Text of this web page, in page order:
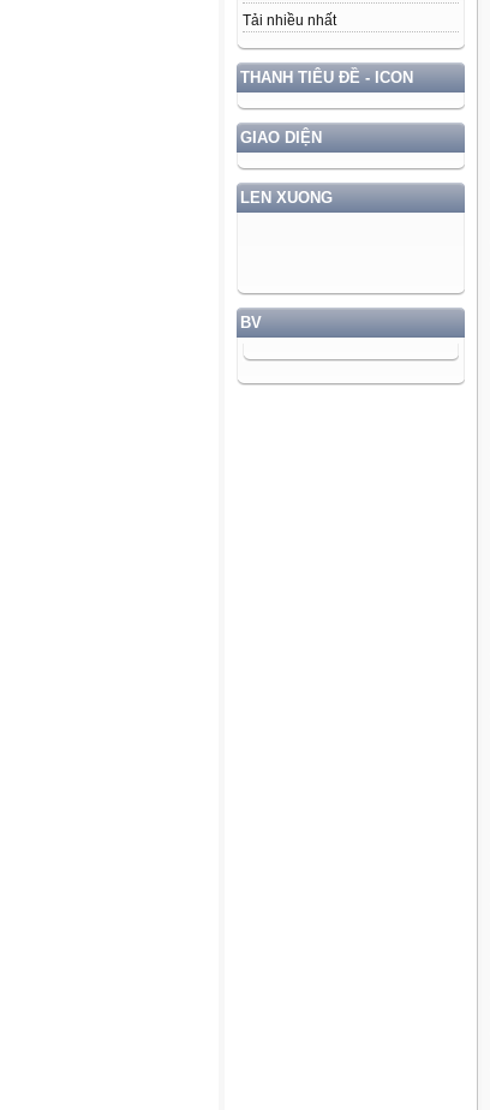
Tải nhiều nhất
THANH TIÊU ĐỀ - ICON
GIAO DIỆN
LEN XUONG
BV